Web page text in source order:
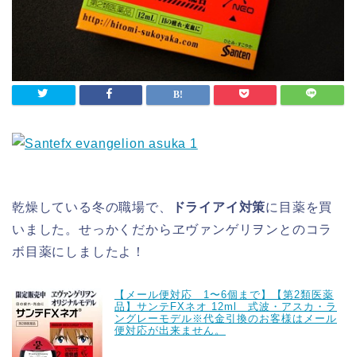
乾燥している冬の職場で、 ドライアイ対策に目薬を買
いました。せっかくだからヱヴァンゲリヲンとのコラ
ボ目薬にしましたよ！
【メール便対応 1〜6個まで】【第2類医薬
品】サンテFXネオ 12ml 式波・アスカ・ラ
ングレーモデル※代金引換のお客様はメール
便対応が出来ません。